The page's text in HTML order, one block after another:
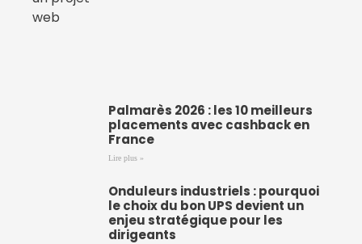
Palmarès 2026 : les 10 meilleurs
placements avec cashback en
France
Lire plus »
Onduleurs industriels : pourquoi
le choix du bon UPS devient un
enjeu stratégique pour les
dirigeants